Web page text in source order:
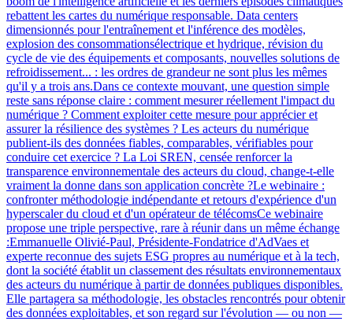
rebattent les cartes du numérique responsable. Data centers
dimensionnés pour l'entraînement et l'inférence des modèles,
explosion des consommationsélectrique et hydrique, révision du
cycle de vie des équipements et composants, nouvelles solutions de
refroidissement... : les ordres de grandeur ne sont plus les mêmes
qu'il y a trois ans.Dans ce contexte mouvant, une question simple
reste sans réponse claire : comment mesurer réellement l'impact du
numérique ? Comment exploiter cette mesure pour apprécier et
assurer la résilience des systèmes ? Les acteurs du numérique
publient-ils des données fiables, comparables, vérifiables pour
conduire cet exercice ? La Loi SREN, censée renforcer la
transparence environnementale des acteurs du cloud, change-t-elle
vraiment la donne dans son application concrète ?Le webinaire :
confronter méthodologie indépendante et retours d'expérience d'un
hyperscaler du cloud et d'un opérateur de télécomsCe webinaire
propose une triple perspective, rare à réunir dans un même échange
:Emmanuelle Olivié-Paul, Présidente-Fondatrice d'AdVaes et
experte reconnue des sujets ESG propres au numérique et à la tech,
dont la société établit un classement des résultats environnementaux
des acteurs du numérique à partir de données publiques disponibles.
Elle partagera sa méthodologie, les obstacles rencontrés pour obtenir
des données exploitables, et son regard sur l'évolution — ou non —